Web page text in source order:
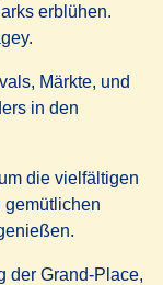
erblühen.
Märkte, und
in den
die vielfältigen
gemütlichen
der Grand-Place,